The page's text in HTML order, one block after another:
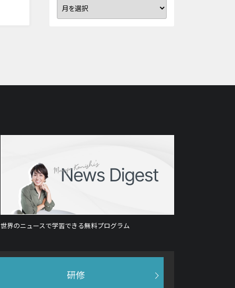
世界のニュースで学習できる無料プログラム
研修